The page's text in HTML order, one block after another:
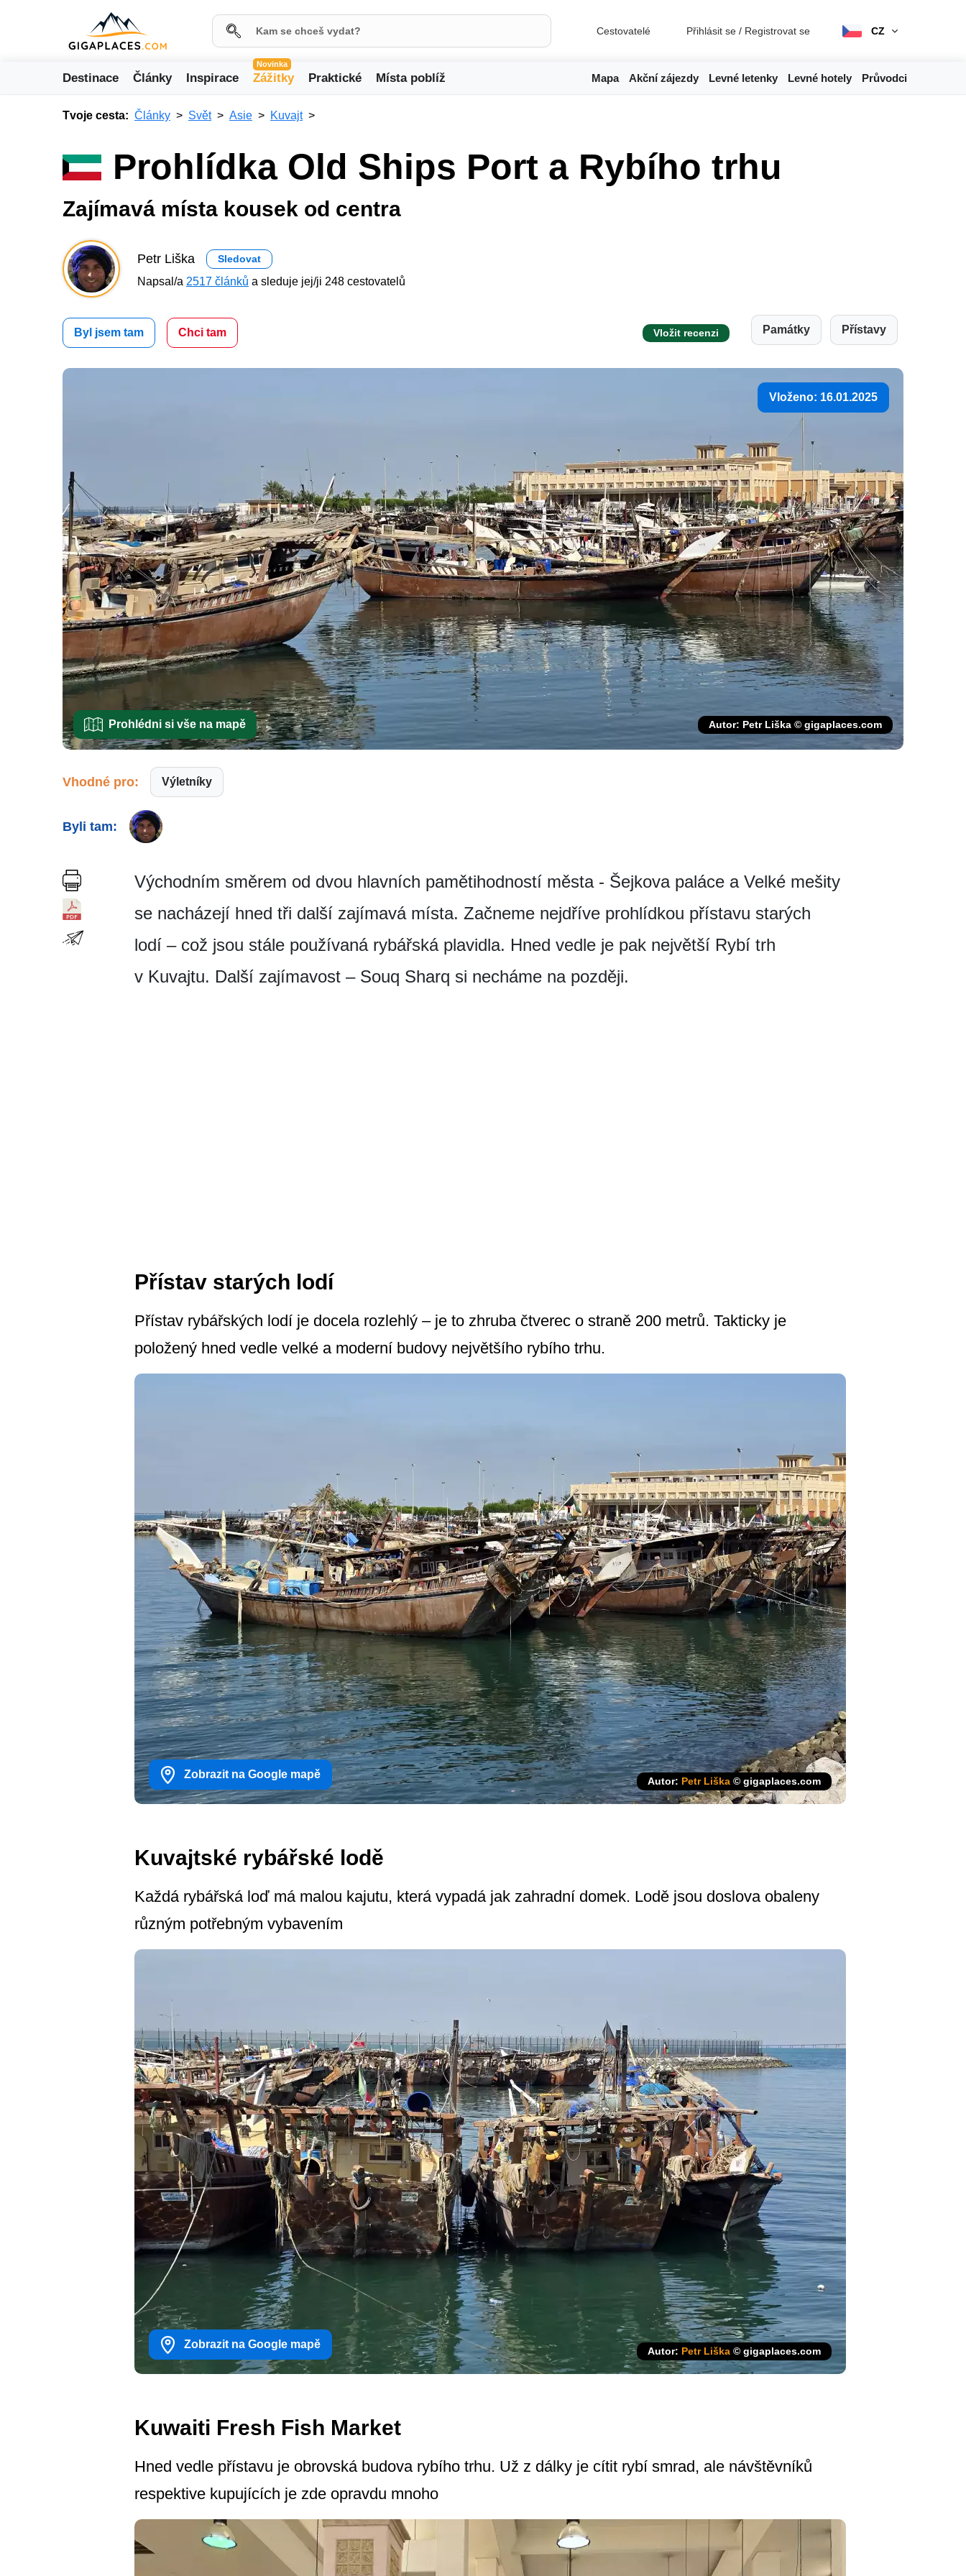
Cestovatelé Přihlásit se / Registrovat se CZ
Destinace Články Inspirace
Novinka
Zážitky Praktické Místa poblíž Mapa Akční zájezdy Levné letenky Levné hotely Průvodci
Tvoje cesta: Články Svět Asie Kuvajt
Prohlídka Old Ships Port a Rybího trhu
Zajímavá místa kousek od centra
Petr Liška Sledovat
Napsal/a 2517 článků a sleduje jej/ji 248 cestovatelů
Byl jsem tam Chci tam Vložit recenzi Památky Přístavy
Vloženo: 16.01.2025
Prohlédni si vše na mapě Autor: Petr Liška © gigaplaces.com
Vhodné pro: Výletníky
Byli tam:
Východním směrem od dvou hlavních pamětihodností města - Šejkova paláce a Velké mešity
se nacházejí hned tři další zajímavá místa. Začneme nejdříve prohlídkou přístavu starých
lodí – což jsou stále používaná rybářská plavidla. Hned vedle je pak největší Rybí trh
v Kuvajtu. Další zajímavost – Souq Sharq si necháme na později.
Přístav starých lodí
Přístav rybářských lodí je docela rozlehlý – je to zhruba čtverec o straně 200 metrů. Takticky je
položený hned vedle velké a moderní budovy největšího rybího trhu.
Zobrazit na Google mapě
Autor: Petr Liška © gigaplaces.com
Kuvajtské rybářské lodě
Každá rybářská loď má malou kajutu, která vypadá jak zahradní domek. Lodě jsou doslova obaleny
různým potřebným vybavením
Zobrazit na Google mapě
Autor: Petr Liška © gigaplaces.com
Kuwaiti Fresh Fish Market
Hned vedle přístavu je obrovská budova rybího trhu. Už z dálky je cítit rybí smrad, ale návštěvníků
respektive kupujících je zde opravdu mnoho